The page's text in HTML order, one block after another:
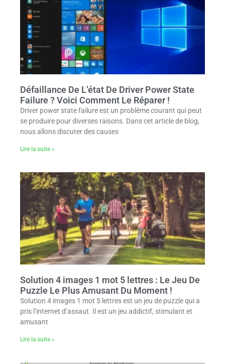
Défaillance De L’état De Driver Power State
Failure ? Voici Comment Le Réparer !
Driver power state failure est un problème courant qui peut
se produire pour diverses raisons. Dans cet article de blog,
nous allons discuter des causes
Lire la suite »
Solution 4 images 1 mot 5 lettres : Le Jeu De
Puzzle Le Plus Amusant Du Moment !
Solution 4 images 1 mot 5 lettres est un jeu de puzzle qui a
pris l’internet d’assaut. Il est un jeu addictif, stimulant et
amusant
Lire la suite »